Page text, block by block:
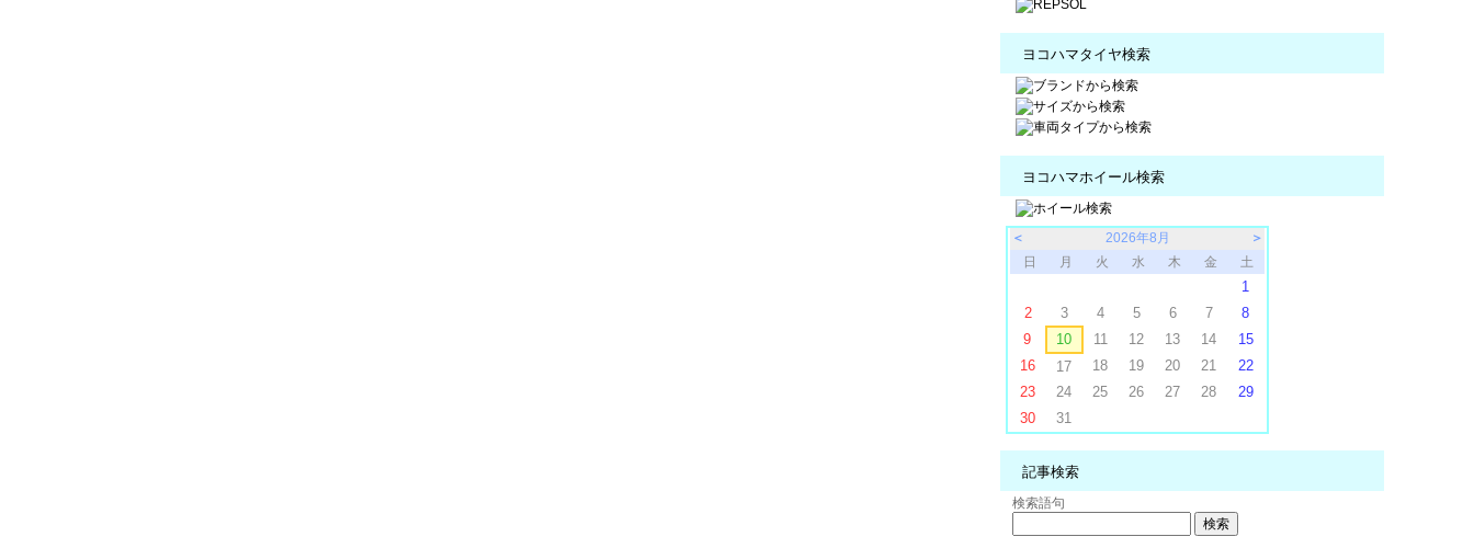
ヨコハマタイヤ検索
ヨコハマホイール検索
＜ 2026年8月
＞
日
月 火 水 木 金 土
1
2
3 4 5 6 7
8
9
10 11 12 13 14
15
16
17 18 19 20 21
22
23
24 25 26 27 28
29
30
31
記事検索
検索語句